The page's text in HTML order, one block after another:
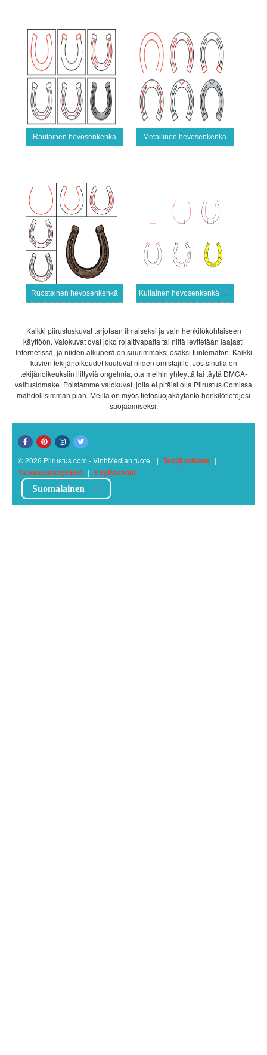
Rautainen hevosenkenkä Metallinen hevosenkenkä
Ruosteinen hevosenkenkä Kultainen hevosenkenkä kuva
Kaikki piirustuskuvat tarjotaan ilmaiseksi ja vain henkilökohtaiseen
käyttöön. Valokuvat ovat joko rojaltivapaita tai niitä levitetään laajasti
Internetissä, ja niiden alkuperä on suurimmaksi osaksi tuntematon. Kaikki
kuvien tekijänoikeudet kuuluvat niiden omistajille. Jos sinulla on
tekijänoikeuksiin liittyviä ongelmia, ota meihin yhteyttä tai täytä DMCA-
valituslomake. Poistamme valokuvat, joita ei pitäisi olla Piirustus.Comissa
mahdollisimman pian. Meillä on myös tietosuojakäytäntö henkilötietojesi
suojaamiseksi.
© 2026 Piirustus.com - VinhMedian tuote. | Tekijänoikeus |
Tietosuojakäytäntö | Käyttöehdot
Suomalainen